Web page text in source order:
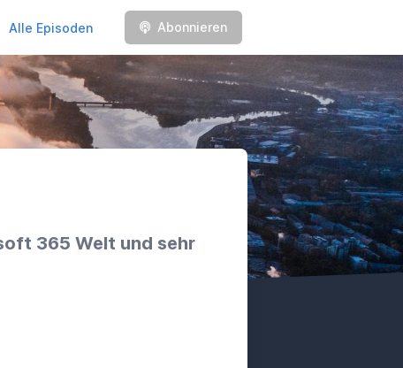
Alle Episoden Abonnieren
365 Welt und sehr